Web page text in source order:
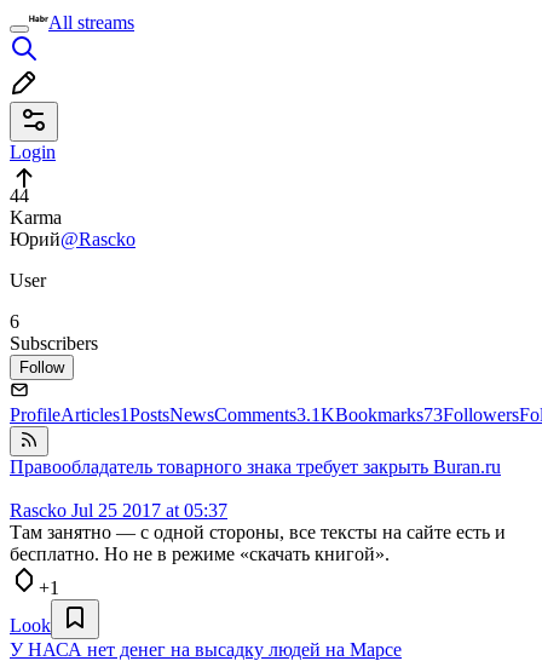
All streams
Login
44
Karma
Юрий@Rascko
User
6
Subscribers
Follow
ProfileArticles1PostsNewsComments3.1KBookmarks73Followers
Правообладатель товарного знака требует закрыть Buran.ru
Rascko Jul 25 2017 at 05:37
Там занятно — с одной стороны, все тексты на сайте есть и
бесплатно. Но не в режиме «скачать книгой».
+1
Look
У НАСА нет денег на высадку людей на Марсе